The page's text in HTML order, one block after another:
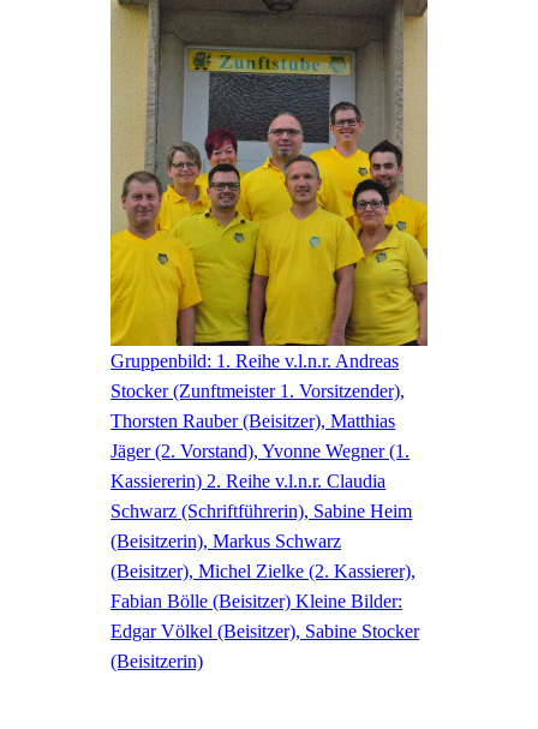
Gruppenbild: 1. Reihe v.l.n.r. Andreas
Stocker (Zunftmeister 1. Vorsitzender),
Thorsten Rauber (Beisitzer), Matthias
Jäger (2. Vorstand), Yvonne Wegner (1.
Kassiererin) 2. Reihe v.l.n.r. Claudia
Schwarz (Schriftführerin), Sabine Heim
(Beisitzerin), Markus Schwarz
(Beisitzer), Michel Zielke (2. Kassierer),
Fabian Bölle (Beisitzer) Kleine Bilder:
Edgar Völkel (Beisitzer), Sabine Stocker
(Beisitzerin)